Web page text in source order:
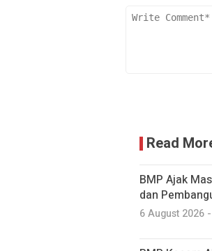
Read
BMP Ajak
dan
6 August 2026